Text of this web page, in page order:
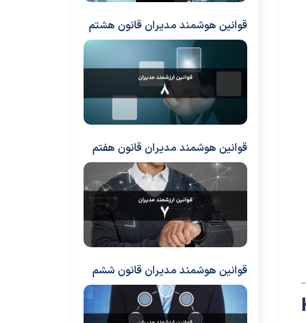
قوانین هوشمند مدیران قانون هشتم
قوانین هوشمند مدیران قانون هفتم
قوانین هوشمند مدیران قانون ششم